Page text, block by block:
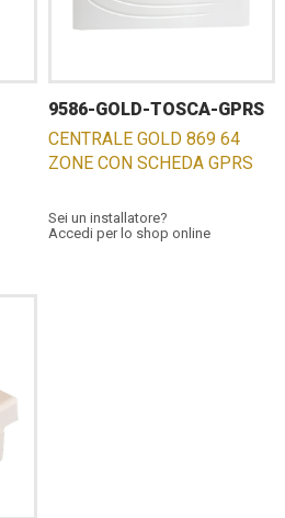
9586-GOLD-TOSCA-GPRS
CENTRALE GOLD 869 64
ZONE CON SCHEDA GPRS
Sei un installatore?
Accedi per lo shop online